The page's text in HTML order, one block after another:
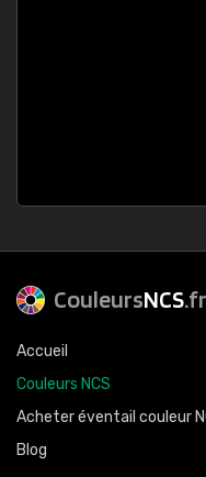
CouleursNCS.fr
Accueil
Couleurs NCS
Acheter éventail couleur
Blog